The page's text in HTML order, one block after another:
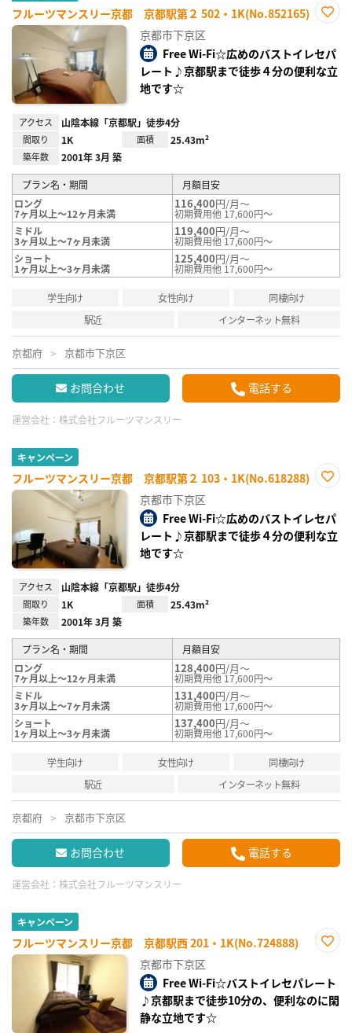
フルーツマンスリー京都 京都駅第２ 502・1K(No.852165)
り登
録
京都市下京区
Free Wi-Fi☆広めのバストイレセパ
レート♪京都駅まで徒歩４分の便利な立
地です☆
アクセス 山陰本線「京都駅」徒歩4分
間取り 1K 面積 25.43m²
築年数 2001年 3月 築
プラン名・期間
月額目安
ロング
7ヶ月以上～12ヶ月未満
116,400円/月～
初期費用他 17,600円～
ミドル
3ヶ月以上～7ヶ月未満
119,400円/月～
初期費用他 17,600円～
ショート
1ヶ月以上～3ヶ月未満
125,400円/月～
初期費用他 17,600円～
学生向け 女性向け
同棲向け
駅近
インターネット無料
京都府 京都市下京区
お問合わせ 電話する
運営会社： 株式会社フルーツマンスリー
キャンペーン
フルーツマンスリー京都 京都駅第２ 103・1K(No.618288)
り登
録
京都市下京区
Free Wi-Fi☆広めのバストイレセパ
レート♪京都駅まで徒歩４分の便利な立
地です☆
アクセス 山陰本線「京都駅」徒歩4分
間取り 1K 面積 25.43m²
築年数 2001年 3月 築
プラン名・期間
月額目安
ロング
7ヶ月以上～12ヶ月未満
128,400円/月～
初期費用他 17,600円～
ミドル
3ヶ月以上～7ヶ月未満
131,400円/月～
初期費用他 17,600円～
ショート
1ヶ月以上～3ヶ月未満
137,400円/月～
初期費用他 17,600円～
学生向け 女性向け
同棲向け
駅近
インターネット無料
京都府 京都市下京区
お問合わせ 電話する
運営会社： 株式会社フルーツマンスリー
キャンペーン
フルーツマンスリー京都 京都駅西 201・1K(No.724888)
り登
録
京都市下京区
Free Wi-Fi☆バストイレセパレート
♪京都駅まで徒歩10分の、便利なのに閑
静な立地です☆